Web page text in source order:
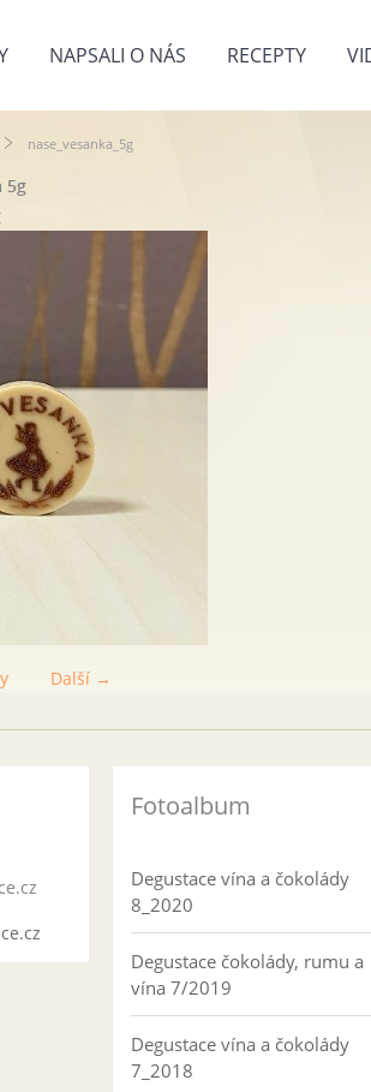
NAPSALI O NÁS RECEPTY
nase_vesanka_5g
5g
Další →
Fotoalbum
Degustace vína a čokolády
8_2020
Degustace čokolády, rumu a
vína 7/2019
Degustace vína a čokolády
7_2018